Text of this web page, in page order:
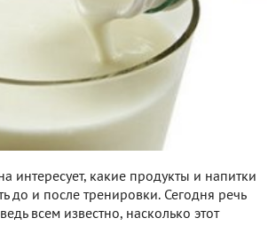
интересует, какие продукты и напитки
до и после тренировки. Сегодня речь
всем известно, насколько этот